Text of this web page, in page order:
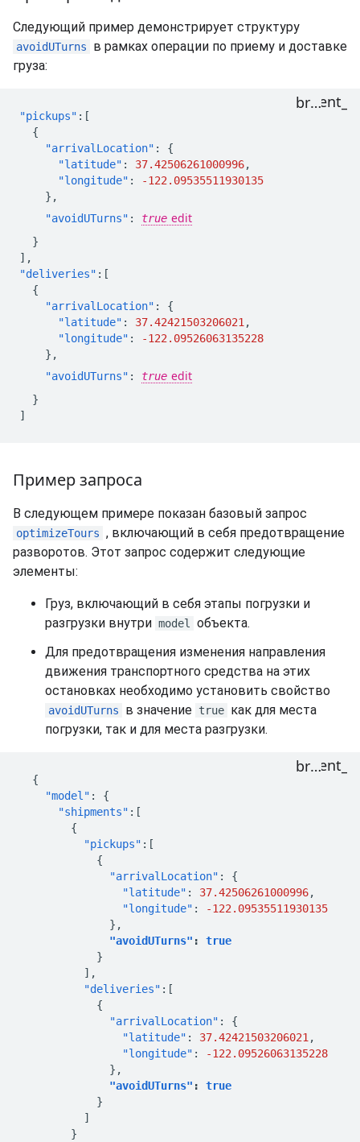
Следующий пример демонстрирует структуру
avoidUTurns
в рамках операции по приему и доставке
груза:
"pickups" :[
{
"arrivalLocation" :
{
"latitude" : 37.42506261000996,
"longitude" :
-122.09535511930135
},
"avoidUTurns" :
true
}
],
"deliveries" :[
{
"arrivalLocation" :
{
"latitude" : 37.42421503206021 ,
"longitude" :
-122.09526063135228
},
"avoidUTurns" :
true
}
]
Пример запроса
В следующем примере показан базовый запрос
optimizeTours , включающий в себя предотвращение
разворотов. Этот запрос содержит следующие
элементы:
Груз, включающий в себя этапы погрузки и
разгрузки внутри model
объекта.
Для предотвращения изменения направления
движения транспортного средства на этих
остановках необходимо установить свойство
avoidUTurns в значение true как для места
погрузки, так и для места разгрузки.
{
"model" :
{
"shipments" :[
{
"pickups" :[
{
"arrivalLocation" :
{
"latitude" : 37.42506261000996,
"longitude" :
-122.09535511930135
},
"avoidUTurns" :
true
}
],
"deliveries" :[
{
"arrivalLocation" :
{
"latitude" : 37.42421503206021 ,
"longitude" :
-122.09526063135228
},
"avoidUTurns" :
true
}
]
}